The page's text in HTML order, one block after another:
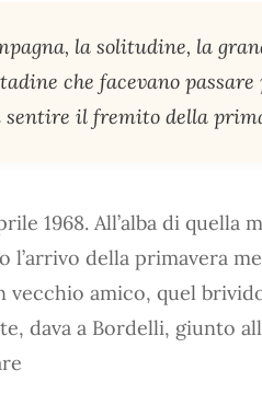
la solitudine, la
che facevano
il fremito della
1968. All’alba di quella
della primavera
amico, quel
dava a Bordelli, giunto